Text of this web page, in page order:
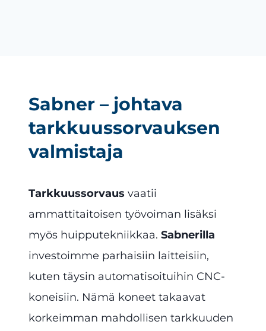
Sabner – johtava
tarkkuussorvauksen
valmistaja
Tarkkuussorvaus vaatii
ammattitaitoisen työvoiman lisäksi
myös huipputekniikkaa. Sabnerilla
investoimme parhaisiin laitteisiin,
kuten täysin automatisoituihin CNC-
koneisiin. Nämä koneet takaavat
korkeimman mahdollisen tarkkuuden